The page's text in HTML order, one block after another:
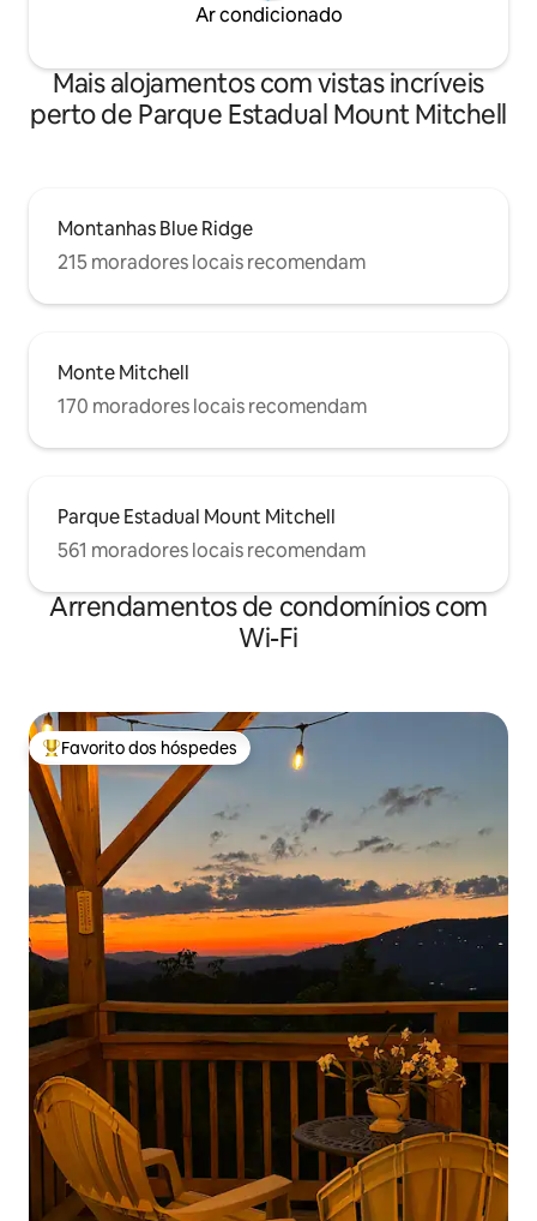
Ar condicionado
Mais alojamentos com vistas incríveis
perto de Parque Estadual Mount Mitchell
Montanhas Blue Ridge
215 moradores locais recomendam
Monte Mitchell
170 moradores locais recomendam
Parque Estadual Mount Mitchell
561 moradores locais recomendam
Arrendamentos de condomínios com
Wi-Fi
Favoritos dos hóspedes mais apreciados
Favorito dos hóspedes